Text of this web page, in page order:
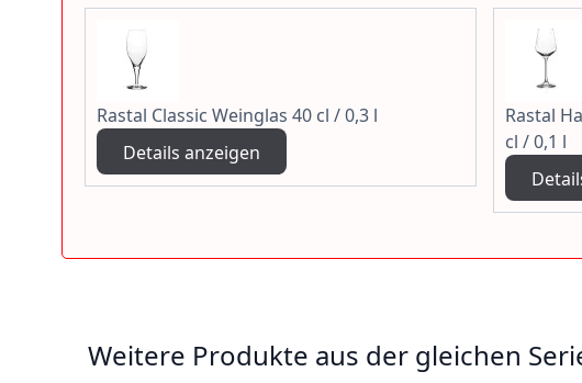
Rastal Classic Weinglas 40 cl / 0,3 l
Details anzeigen
Rastal
cl / 0,1 l
Weitere Produkte aus der gleichen